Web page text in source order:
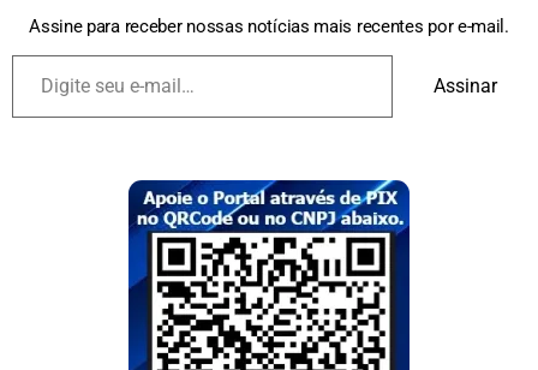
Assine para receber nossas notícias mais recentes por e-mail.
Assinar